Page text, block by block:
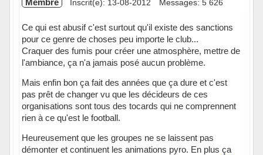
Inscrit(e): 13-08-2012 Messages: 5 626
Ce qui est abusif c'est surtout qu'il existe des sanctions
pour ce genre de choses peu importe le club...
Craquer des fumis pour créer une atmosphère, mettre de
l'ambiance, ça n'a jamais posé aucun problème.
Mais enfin bon ça fait des années que ça dure et c'est
pas prêt de changer vu que les décideurs de ces
organisations sont tous des tocards qui ne comprennent
rien à ce qu'est le football.
Heureusement que les groupes ne se laissent pas
démonter et continuent les animations pyro. En plus ça